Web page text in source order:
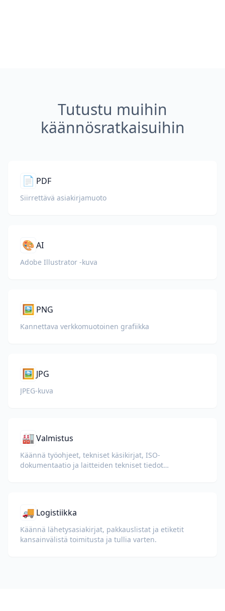
Tutustu muihin
käännösratkaisuihin
📄 PDF
Siirrettävä asiakirjamuoto
🎨AI
Adobe Illustrator -kuva
🖼️ PNG
Kannettava verkkomuotoinen grafiikka
🖼️ JPG
JPEG-kuva
🏭Valmistus
Käännä työohjeet, tekniset käsikirjat, ISO-
dokumentaatio ja laitteiden tekniset tiedot
🚚 Logistiikka
Käännä lähetysasiakirjat, pakkauslistat ja etiketit
kansainvälistä toimitusta ja tullia varten.